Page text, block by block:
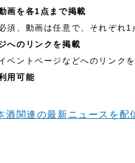
画を各1点まで掲載
須、動画は任意で、それぞれ1
へのリンクを掲載
ベントページなどへのリンクを
用可能
酒関連の最新ニュースを